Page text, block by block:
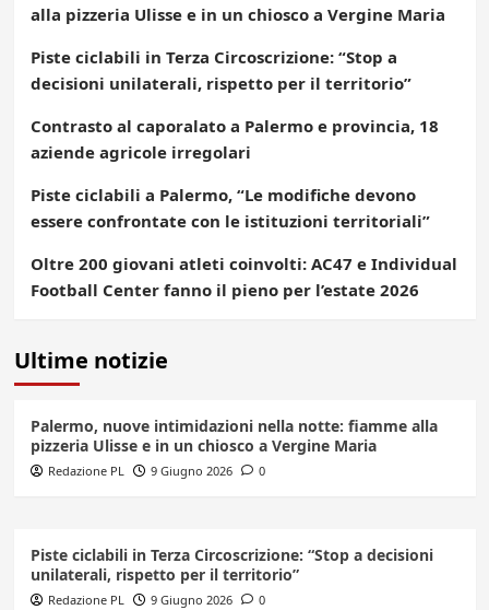
alla pizzeria Ulisse e in un chiosco a Vergine Maria
Piste ciclabili in Terza Circoscrizione: “Stop a
decisioni unilaterali, rispetto per il territorio”
Contrasto al caporalato a Palermo e provincia, 18
aziende agricole irregolari
Piste ciclabili a Palermo, “Le modifiche devono
essere confrontate con le istituzioni territoriali”
Oltre 200 giovani atleti coinvolti: AC47 e Individual
Football Center fanno il pieno per l’estate 2026
Ultime notizie
Palermo, nuove intimidazioni nella notte: fiamme alla
pizzeria Ulisse e in un chiosco a Vergine Maria
Redazione PL 9 Giugno 2026 0
Piste ciclabili in Terza Circoscrizione: “Stop a decisioni
unilaterali, rispetto per il territorio”
Redazione PL 9 Giugno 2026 0